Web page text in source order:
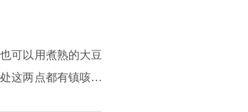
果。可用于治疗风
可以用煮熟的大豆
这两点都有镇咳、